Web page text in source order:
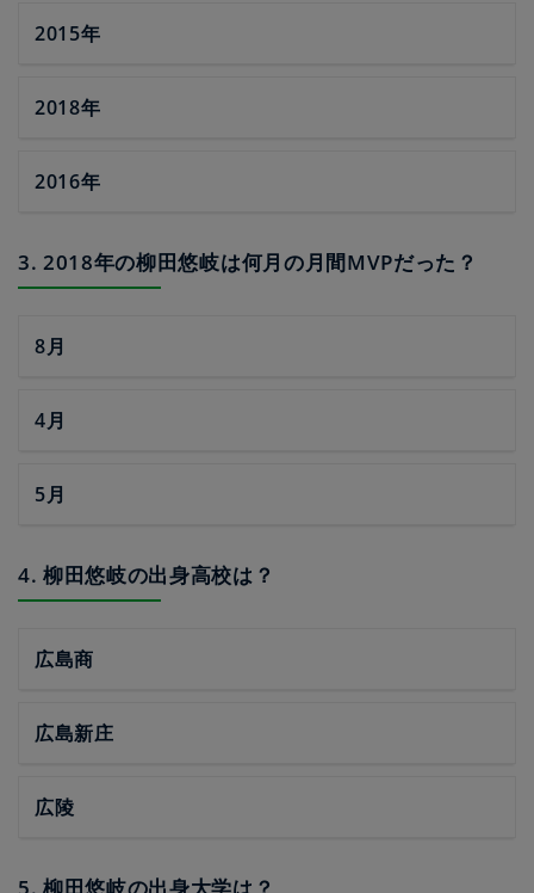
2015年
2018年
2016年
3. 2018年の柳田悠岐は何月の月間MVPだった？
8月
4月
5月
4. 柳田悠岐の出身高校は？
広島商
広島新庄
広陵